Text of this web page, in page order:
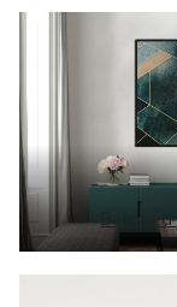
Butopêa